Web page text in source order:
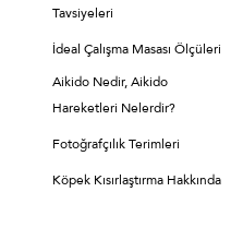
Tavsiyeleri
İdeal Çalışma Masası Ölçüleri
Aikido Nedir, Aikido
Hareketleri Nelerdir?
Fotoğrafçılık Terimleri
Köpek Kısırlaştırma Hakkında